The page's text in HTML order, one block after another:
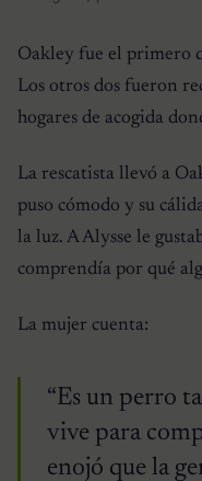
Oakley fue el primero
Los otros dos fueron
hogares de acogida
La rescatista llevó a
puso cómodo y su
la luz. A Alysse le
comprendía por qué
La mujer cuenta:
“Es un perro
vive para
enojó que la